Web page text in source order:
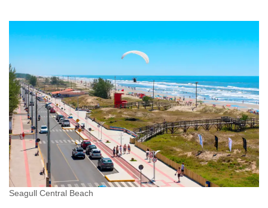
Seagull Central Beach